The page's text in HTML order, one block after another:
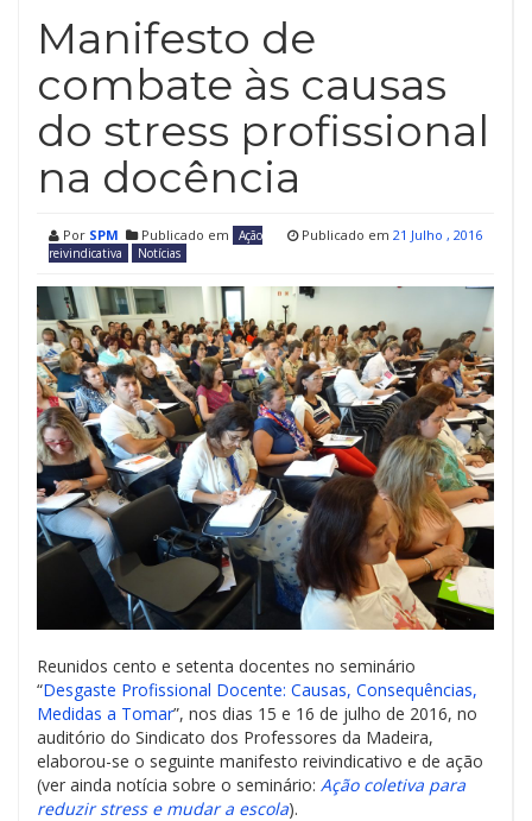
Manifesto de
combate às causas
do stress profissional
na docência
Por SPM Publicado em
Ação
reivindicativa
Notícias
Publicado em 21 Julho , 2016
Reunidos cento e setenta docentes no seminário
“Desgaste Profissional Docente: Causas, Consequências,
Medidas a Tomar”, nos dias 15 e 16 de julho de 2016, no
auditório do Sindicato dos Professores da Madeira,
elaborou-se o seguinte manifesto reivindicativo e de ação
(ver ainda notícia sobre o seminário: Ação coletiva para
reduzir stress e mudar a escola).